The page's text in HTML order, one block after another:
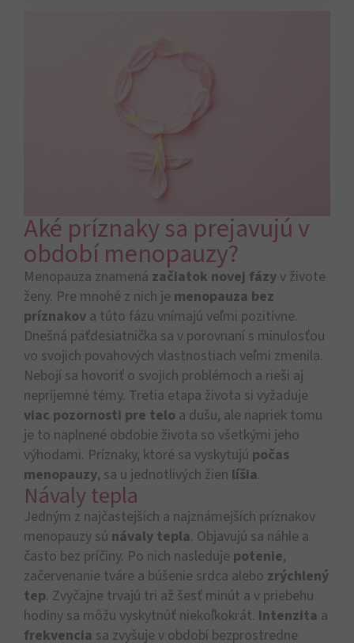
Aké príznaky sa prejavujú v
období menopauzy?
Menopauza znamená začiatok novej fázy v živote
ženy. Pre mnohé z nich je menopauza bez
príznakov a túto fázu vnímajú veľmi pozitívne.
Dnešná päťdesiatnička sa v porovnaní s minulosťou
vo svojich povahových vlastnostiach veľmi zmenila.
Nebojí sa hovoriť o svojich problémoch a rieši aj
nepríjemné témy. Tretia etapa života si vyžaduje
viac pozornosti pre telo a dušu, ale napriek tomu
je to naplnené obdobie života so všetkými jeho
výhodami. Príznaky, ktoré sa vyskytujú počas
menopauzy, sa u jednotlivých žien líšia.
Návaly tepla
Jedným z najčastejších a najznámejších príznakov
menopauzy sú návaly tepla. Objavujú sa náhle a
často bez príčiny. Po nich nasleduje potenie,
začervenanie tváre a búšenie srdca alebo zrýchlený
tep. Zvyčajne trvajú tri až šesť minút a v priebehu
hodiny sa môžu vyskytnúť niekoľkokrát. Intenzita a
frekvencia sa zvyšuje v období bezprostredne